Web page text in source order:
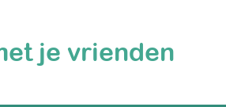
je vrienden